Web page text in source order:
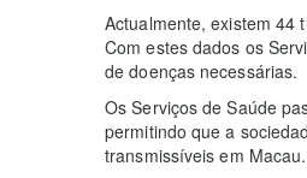
Actualmente, existem 44
Com estes dados os
de doenças necessárias.
Os Serviços de Saúde
permitindo que a
transmissíveis em Macau.